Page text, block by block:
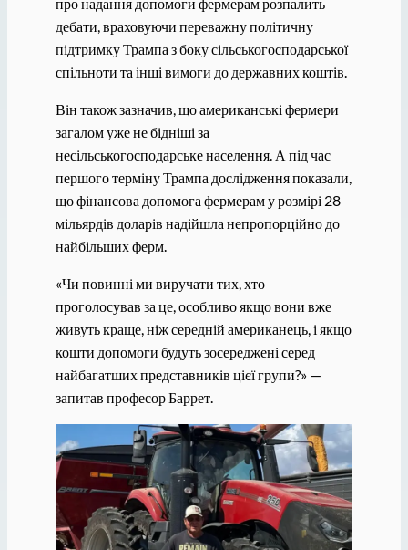
дебати, враховуючи переважну політичну
підтримку Трампа з боку сільськогосподарської
спільноти та інші вимоги до державних коштів.
Він також зазначив, що американські фермери
загалом уже не бідніші за
несільськогосподарське населення. А під час
першого терміну Трампа дослідження показали,
що фінансова допомога фермерам у розмірі 28
мільярдів доларів надійшла непропорційно до
найбільших ферм.
«Чи повинні ми виручати тих, хто
проголосував за це, особливо якщо вони вже
живуть краще, ніж середній американець, і якщо
кошти допомоги будуть зосереджені серед
найбагатших представників цієї групи?» —
запитав професор Баррет.